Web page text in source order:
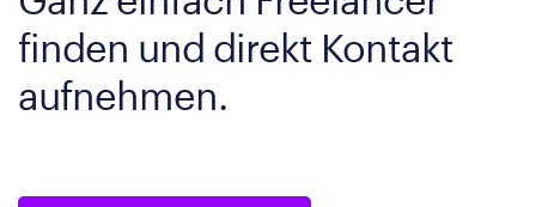
finden und direkt Kontakt
aufnehmen.